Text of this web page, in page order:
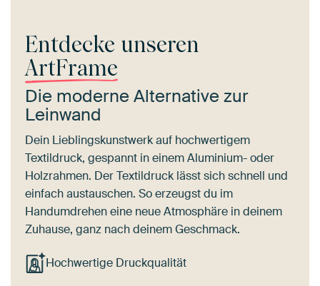
Entdecke unseren
ArtFrame
Die moderne Alternative zur
Leinwand
Dein Lieblingskunstwerk auf hochwertigem
Textildruck, gespannt in einem Aluminium- oder
Holzrahmen. Der Textildruck lässt sich schnell und
einfach austauschen. So erzeugst du im
Handumdrehen eine neue Atmosphäre in deinem
Zuhause, ganz nach deinem Geschmack.
Hochwertige Druckqualität